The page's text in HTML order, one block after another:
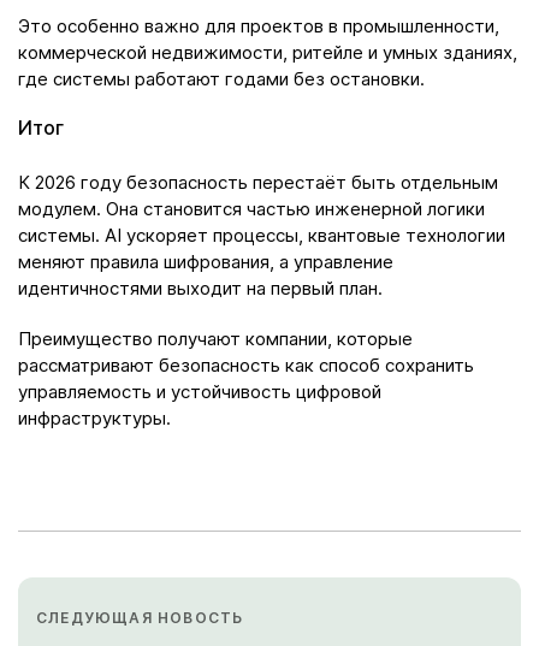
Это особенно важно для проектов в промышленности,
коммерческой недвижимости, ритейле и умных зданиях,
где системы работают годами без остановки.
Итог
К 2026 году безопасность перестаёт быть отдельным
модулем. Она становится частью инженерной логики
системы. AI ускоряет процессы, квантовые технологии
меняют правила шифрования, а управление
идентичностями выходит на первый план.
Преимущество получают компании, которые
рассматривают безопасность как способ сохранить
управляемость и устойчивость цифровой
инфраструктуры.
СЛЕДУЮЩАЯ НОВОСТЬ